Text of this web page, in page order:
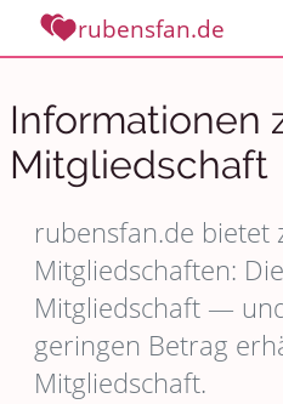
rubensfan.de
Informationen
Mitgliedschaft
rubensfan.de bietet
Mitgliedschaften:
Mitgliedschaft —
geringen Betrag
Mitgliedschaft.